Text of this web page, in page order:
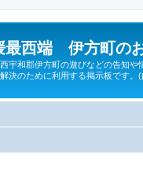
最西端 伊方町の
宇和郡伊方町の遊びなどの告知
決のために利用する掲示板です